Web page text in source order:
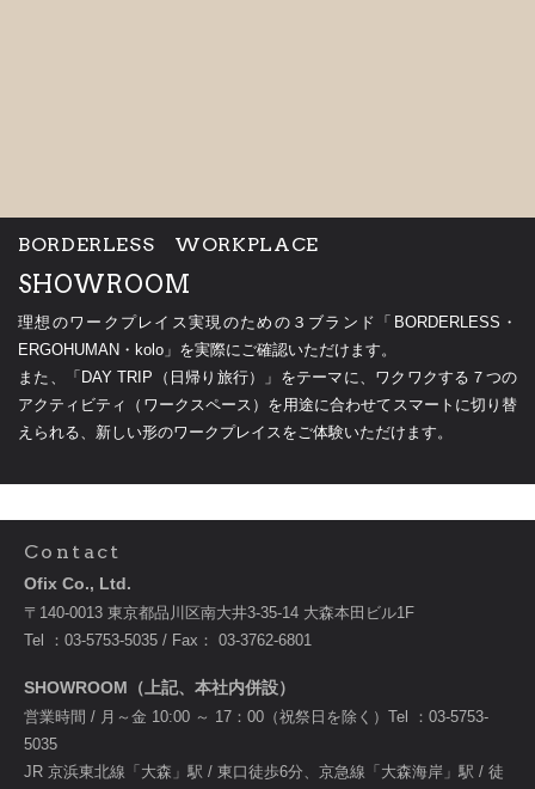
BORDERLESS WORKPLACE
SHOWROOM
理想のワークプレイス実現のための３ブランド「BORDERLESS・
ERGOHUMAN・kolo」を実際にご確認いただけます。
また、「DAY TRIP（日帰り旅行）」をテーマに、ワクワクする７つの
アクティビティ（ワークスペース）を用途に合わせてスマートに切り替
えられる、新しい形のワークプレイスをご体験いただけます。
Contact
Ofix Co., Ltd.
〒140-0013 東京都品川区南大井3-35-14 大森本田ビル1F
Tel ： 03-5753-5035 / Fax： 03-3762-6801
SHOWROOM（上記、本社内併設）
営業時間 / 月～金 10:00 ～ 17：00（祝祭日を除く）Tel ： 03-5753-
5035
JR 京浜東北線「大森」駅 / 東口徒歩6分、京急線「大森海岸」駅 / 徒